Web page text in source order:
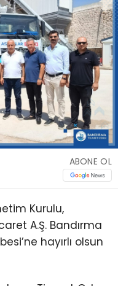
ABONE OL
Kurulu,
A.Ş. Bandırma
hayırlı olsun